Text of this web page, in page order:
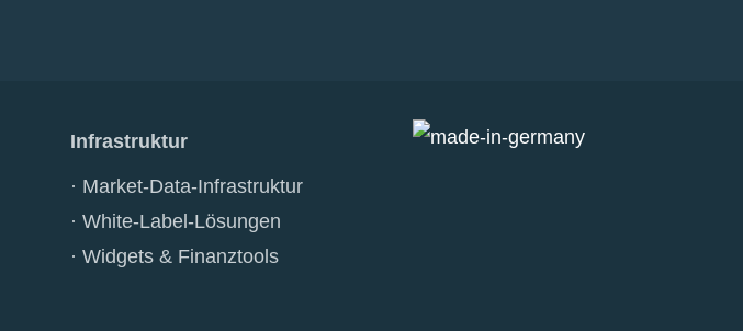
Infrastruktur
Market-Data-Infrastruktur
White-Label-Lösungen
Widgets & Finanztools